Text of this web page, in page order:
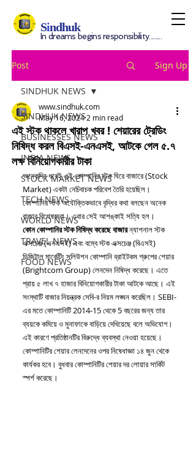
Sindhuk
In dreams begins responsibility.........
Post Sign Up
SINDHUK NEWS
BUSINESSES NEWS
INDIA NEWS
STOCK MARKET NEWS
TECH NEWS
WORLD NEWS
TRAVEL NEWS
FOOD NEWS
SINDHUK NEWS
এই স্টক থাকলে খারাপ খবর ! শেয়ারের ট্রেডিং
নিষিদ্ধ করল বিএসই-এনএসই, আটকে গেল ৫.৭
লক্ষ বিনিয়োগকারীর টাকা
www.sindhuk.com
May 16, 2024 2 min read
অনেকদিন ধরেই এই কোম্পানির স্টক ঘিরে বাজারে (Stock
Market) একটা নেচিবাচক পরিবেশ তৈরি হয়েছিল।
কোম্পানির স্টক অযৌক্তিকভাবে বৃদ্ধির কথা বলছেন অনেক
বাজার বিশেষজ্ঞরা। এবার সেই আশঙ্কাই সত্যি হল।
কোন কোম্পানির স্টক নিষিদ্ধ করেছে বাজার ন্যাশনাল স্টক
এক্সচেঞ্জ (এনএসই) এবং বম্বে স্টক এক্সচেঞ্জ (বিএসই)
ডিজিটাল মার্কেটিং সলিউশন কোম্পানি ব্রাইটকম গ্রুপের শেয়ার
(Brightcom Group) লেনদেন নিষিদ্ধ করেছে। এতে
প্রায় ৫ লাখ ৭ হাজার বিনিয়োগকারীর টাকা আটকে আছে। এই
সংস্থাটি বাজার নিয়ন্ত্রক সেবি-র নিয়ম লঙ্ঘন করেছিল। SEBI-
এর মতে কোম্পানিটি 2014-15 থেকে 5 বছরের জন্য তার
ব্যয়কে কমিয়ে ও মুনাফাকে বাড়িয়ে দেখিয়েছে বলে অভিযোগ।
এই কারণে প্রতিষ্ঠানটির বিরুদ্ধে ব্যবস্থা নেওয়া হয়েছে।
কোম্পানিটির শেয়ার লেনদেনের ওপর নিষেধাজ্ঞা ১৪ জুন থেকে
কার্যকর হবে। বুধবার কোম্পানিটির শেয়ার দর লোয়ার সার্কিট
স্পর্শ করেছে।